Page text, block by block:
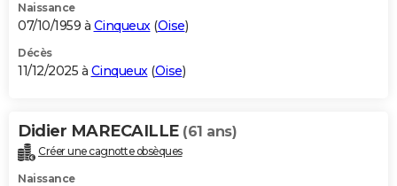
Naissance
07/10/1959 à Cinqueux(Oise)
Décès
11/12/2025 à Cinqueux(Oise)
Didier MARECAILLE (61 ans)
Créer une cagnotte obsèques
Naissance